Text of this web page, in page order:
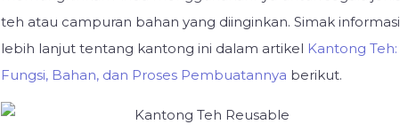
teh atau campuran bahan yang diinginkan. Simak informasi
lebih lanjut tentang kantong ini dalam artikel Kantong Teh:
Fungsi, Bahan, dan Proses Pembuatannya berikut.